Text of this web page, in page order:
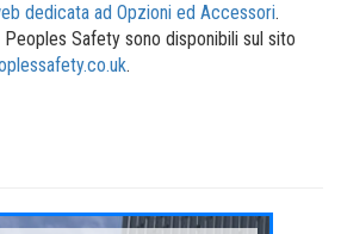
dedicata ad Opzioni ed Accessori.
Safety sono disponibili sul sito
.